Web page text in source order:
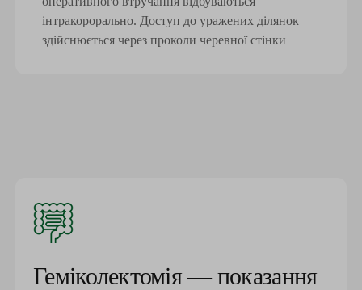
інтракорорально. Доступ до уражених ділянок
здійснюється через проколи черевної стінки
Геміколектомія — показання